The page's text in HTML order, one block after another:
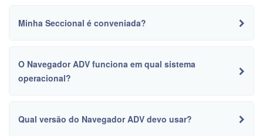
Minha Seccional é conveniada?
O Navegador ADV funciona em qual sistema
operacional?
Qual versão do Navegador ADV devo usar?